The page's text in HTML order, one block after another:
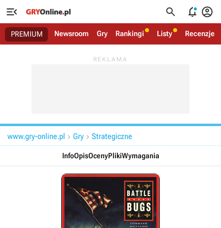
   
PREMIUM Newsroom Gry Rankingi Listy Recenzje
www.gry-online.pl  Gry  Strategiczne
InfoOpisOcenyPlikiWymagania